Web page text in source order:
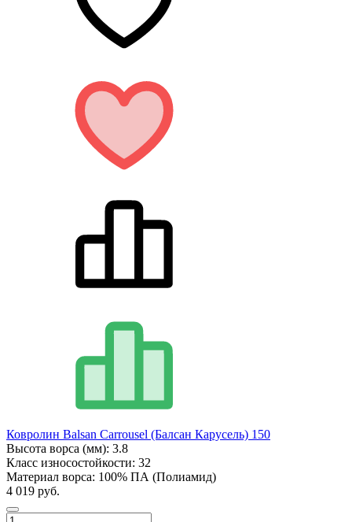
Ковролин Balsan Carrousel (Балсан Карусель) 150
Высота ворса (мм): 3.8
Класс износостойкости: 32
Материал ворса: 100% ПА (Полиамид)
4 019 руб.